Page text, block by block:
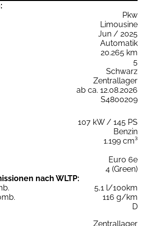
Pkw
Limousine
Jun / 2025
Automatik
20.265 km
5
Schwarz
Zentrallager
ab ca. 12.08.2026
S4800209
107 kW / 145 PS
Benzin
1.199 cm³
Euro 6e
4 (Green)
nach WLTP:
5,1 l/100km
116 g/km
D
Zentrallager